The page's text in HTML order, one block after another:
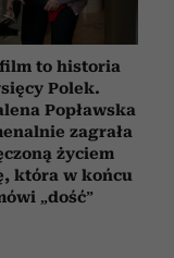
to historia
Polek.
Popławska
zagrała
życiem
która w końcu
„dość”